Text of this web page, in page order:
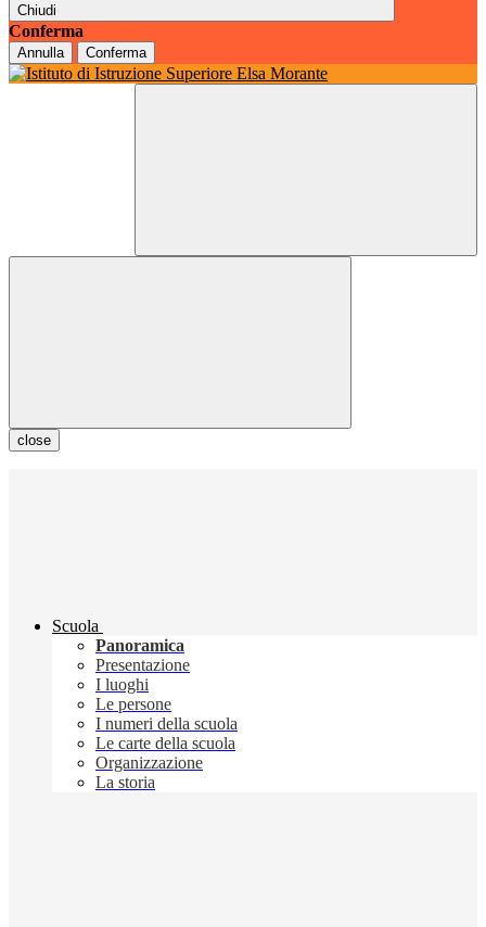
Chiudi
Conferma
Annulla Conferma
close
Scuola
Panoramica
Presentazione
I luoghi
Le persone
I numeri della scuola
Le carte della scuola
Organizzazione
La storia